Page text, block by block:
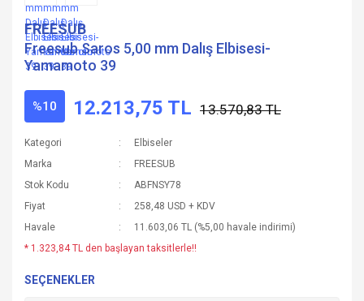
FREESUB
Freesub Saros 5,00 mm Dalış Elbisesi-
Yamamoto 39
%10 12.213,75 TL 13.570,83 TL
Kategori
Elbiseler
Marka
FREESUB
Stok Kodu
ABFNSY78
Fiyat
258,48 USD + KDV
Havale
11.603,06 TL (%5,00 havale indirimi)
* 1.323,84 TL den başlayan taksitlerle!!
SEÇENEKLER